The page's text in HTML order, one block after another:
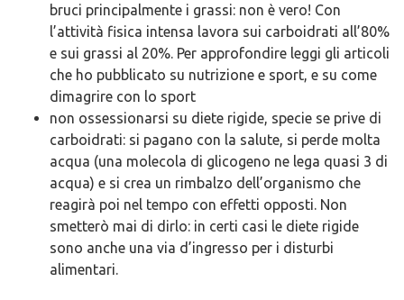
bruci principalmente i grassi: non è vero! Con
l’attività fisica intensa lavora sui carboidrati all’80%
e sui grassi al 20%. Per approfondire leggi gli articoli
che ho pubblicato su nutrizione e sport, e su come
dimagrire con lo sport
non ossessionarsi su diete rigide, specie se prive di
carboidrati: si pagano con la salute, si perde molta
acqua (una molecola di glicogeno ne lega quasi 3 di
acqua) e si crea un rimbalzo dell’organismo che
reagirà poi nel tempo con effetti opposti. Non
smetterò mai di dirlo: in certi casi le diete rigide
sono anche una via d’ingresso per i disturbi
alimentari.